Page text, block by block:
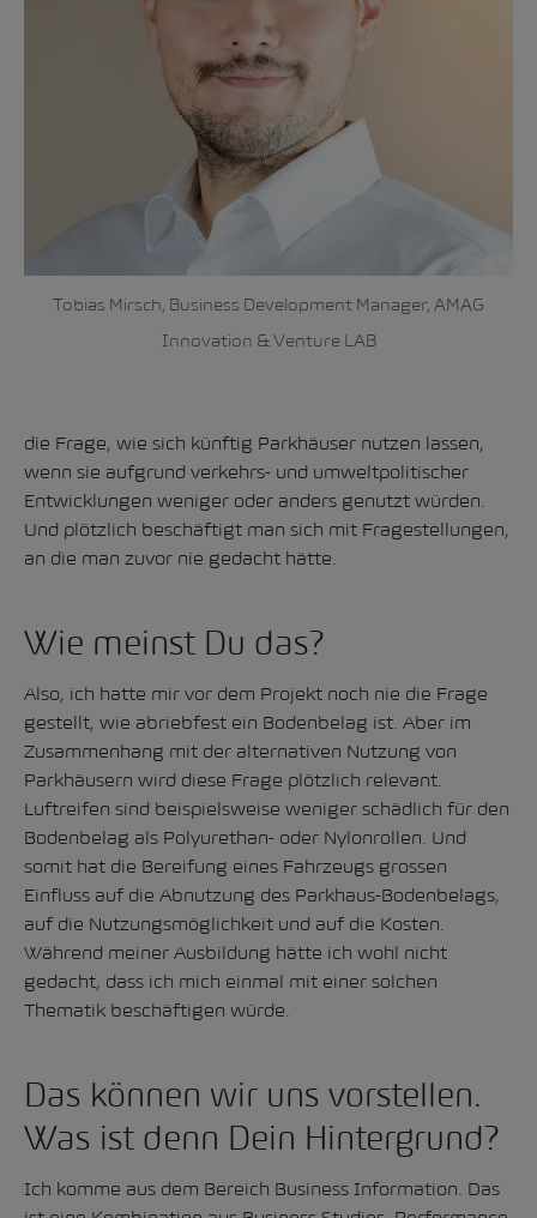
Tobias Mirsch, Business Development Manager, AMAG
Innovation & Venture LAB
die Frage, wie sich künftig Parkhäuser nutzen lassen,
wenn sie aufgrund verkehrs- und umweltpolitischer
Entwicklungen weniger oder anders genutzt würden.
Und plötzlich beschäftigt man sich mit Fragestellungen,
an die man zuvor nie gedacht hätte.
Wie meinst Du das?
Also, ich hatte mir vor dem Projekt noch nie die Frage
gestellt, wie abriebfest ein Bodenbelag ist. Aber im
Zusammenhang mit der alternativen Nutzung von
Parkhäusern wird diese Frage plötzlich relevant.
Luftreifen sind beispielsweise weniger schädlich für den
Bodenbelag als Polyurethan- oder Nylonrollen. Und
somit hat die Bereifung eines Fahrzeugs grossen
Einfluss auf die Abnutzung des Parkhaus-Bodenbelags,
auf die Nutzungsmöglichkeit und auf die Kosten.
Während meiner Ausbildung hätte ich wohl nicht
gedacht, dass ich mich einmal mit einer solchen
Thematik beschäftigen würde.
Das können wir uns vorstellen.
Was ist denn Dein Hintergrund?
Ich komme aus dem Bereich Business Information. Das